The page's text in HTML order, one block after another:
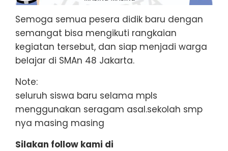
Semoga semua pesera didik baru dengan
semangat bisa mengikuti rangkaian
kegiatan tersebut, dan siap menjadi warga
belajar di SMAn 48 Jakarta.
Note:
seluruh siswa baru selama mpls
menggunakan seragam asal.sekolah smp
nya masing masing
Silakan follow kami di